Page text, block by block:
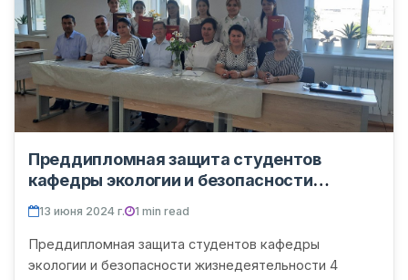
Преддипломная защита студентов
кафедры экологии и безопасности
жизнедеятельности 4 ступени
13 июня 2024 г. 1 min read
Преддипломная защита студентов кафедры
экологии и безопасности жизнедеятельности 4